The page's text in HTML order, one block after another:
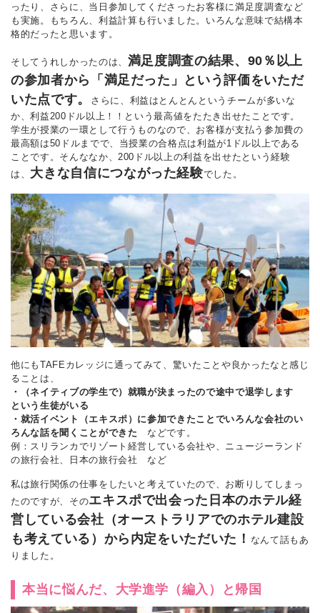
ったり、さらに、当日参加してくださったお客様に満足度調査など
も実施。もちろん、利益計算も行いました。いろんな意味で結構本
格的だったと思います。
そしてうれしかったのは、 満足度調査の結果、90％以上
の参加者から「満足だった」という評価をいただ
いた点です。
さらに、利益はとんとんというチームが多いな
か、利益200ドル以上！！という最高値をたたき出せたことです。
学生が授業の一環として行うものなので、お客様が支払う参加費の
最高額は50ドルまでで、当授業の合格点は利益が1ドル以上である
ことです。そんななか、200ドル以上の利益を出せたという経験
は、 大きな自信につながった経験でした。
他にもTAFEカレッジに通ってみて、驚いたことや良かったなと感じ
ることは、
・（ネイティブの学生で）就職が決まったので途中で退学します
という生徒がいる
・就活イベント（エキスポ）に参加できたことでいろんな会社のい
ろんな話を聞くことができた などです。
例：スリランカでリゾート経営している会社や、ニュージーランド
の旅行会社、日本の旅行会社 など
私は旅行関係の仕事をしたいと考えていたので、お断りしてしまっ
たのですが、そのエキスポで出会った日本のホテル経
営している会社（オーストラリアでのホテル建設
も考えている）から内定をいただいた！ なんて話もあ
りました。
本当に悩んだ、大学進学（編入）と帰国